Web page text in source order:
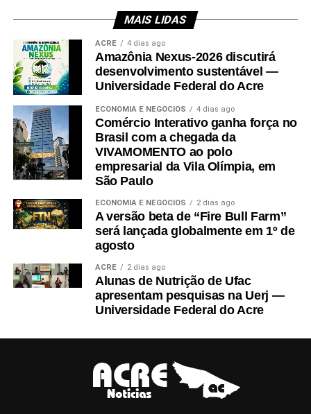
MAIS LIDAS
ACRE 4 dias ago
Amazônia Nexus-2026 discutirá
desenvolvimento sustentável —
Universidade Federal do Acre
ECONOMIA E NEGÓCIOS 4 dias ago
Comércio Interativo ganha força no
Brasil com a chegada da
VIVAMOMENTO ao polo
empresarial da Vila Olímpia, em
São Paulo
ECONOMIA E NEGÓCIOS 2 dias ago
A versão beta de “Fire Bull Farm”
será lançada globalmente em 1º de
agosto
ACRE 2 dias ago
Alunas de Nutrição de Ufac
apresentam pesquisas na Uerj —
Universidade Federal do Acre